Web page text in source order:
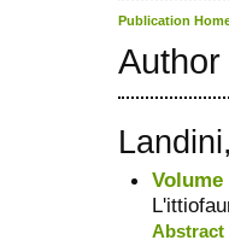
Publication
Author
Volume
Abstract